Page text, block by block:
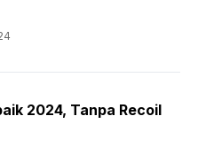
2024, Tanpa Recoil